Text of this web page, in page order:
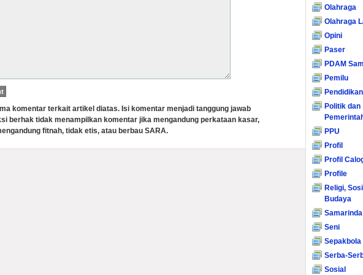
komentar terkait artikel diatas. Isi komentar menjadi tanggung jawab
berhak tidak menampilkan komentar jika mengandung perkataan kasar,
fitnah, tidak etis, atau berbau SARA.
Olahraga
Olahraga
Opini
Paser
PDAM
Pemilu
Pendidikan
Politik dan
PPU
Profil
Profil
Profile
Religi,
Budaya
Samarinda
Seni
Sepakbola
Serba-
Sosial